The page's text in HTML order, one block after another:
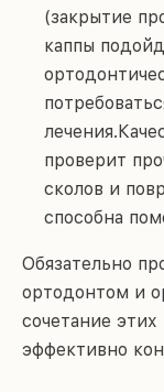
(закрытие
каппы
проверит
сколов и
способна
Обязательно
ортодонтом и
сочетание этих
эффективно